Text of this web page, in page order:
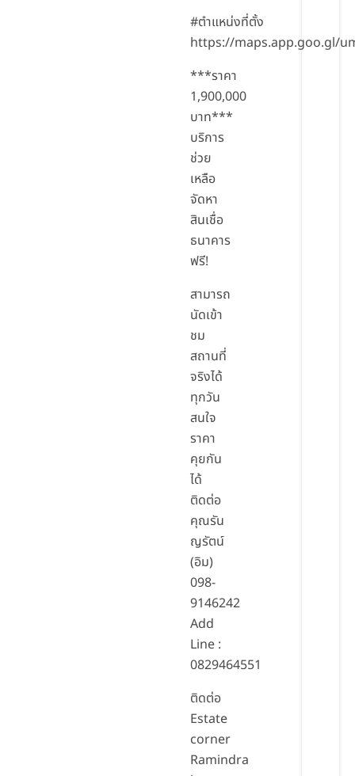
#ตำแหน่งที่ตั้ง
https://maps.app.goo.gl/
***ราคา
1,900,000
บาท***
บริการ
ช่วย
เหลือ
จัดหา
สินเชื่อ
ธนาคาร
ฟรี!
สามารถ
นัดเข้า
ชม
สถานที่
จริงได้
ทุกวัน
สนใจ
ราคา
คุยกัน
ได้
ติดต่อ
คุณรัน
ญรัตน์
(อิม)
098-
9146242
Add
Line :
0829464551
ติดต่อ
Estate
corner
Ramindra